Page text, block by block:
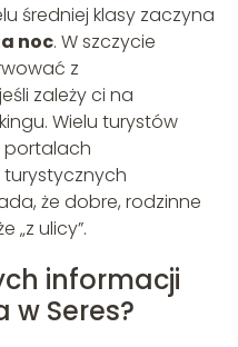
średniej klasy zaczyna
noc. W szczycie
z
zależy ci na
Wielu turystów
portalach
turystycznych
że dobre, rodzinne
„z ulicy”.
informacji
Seres?